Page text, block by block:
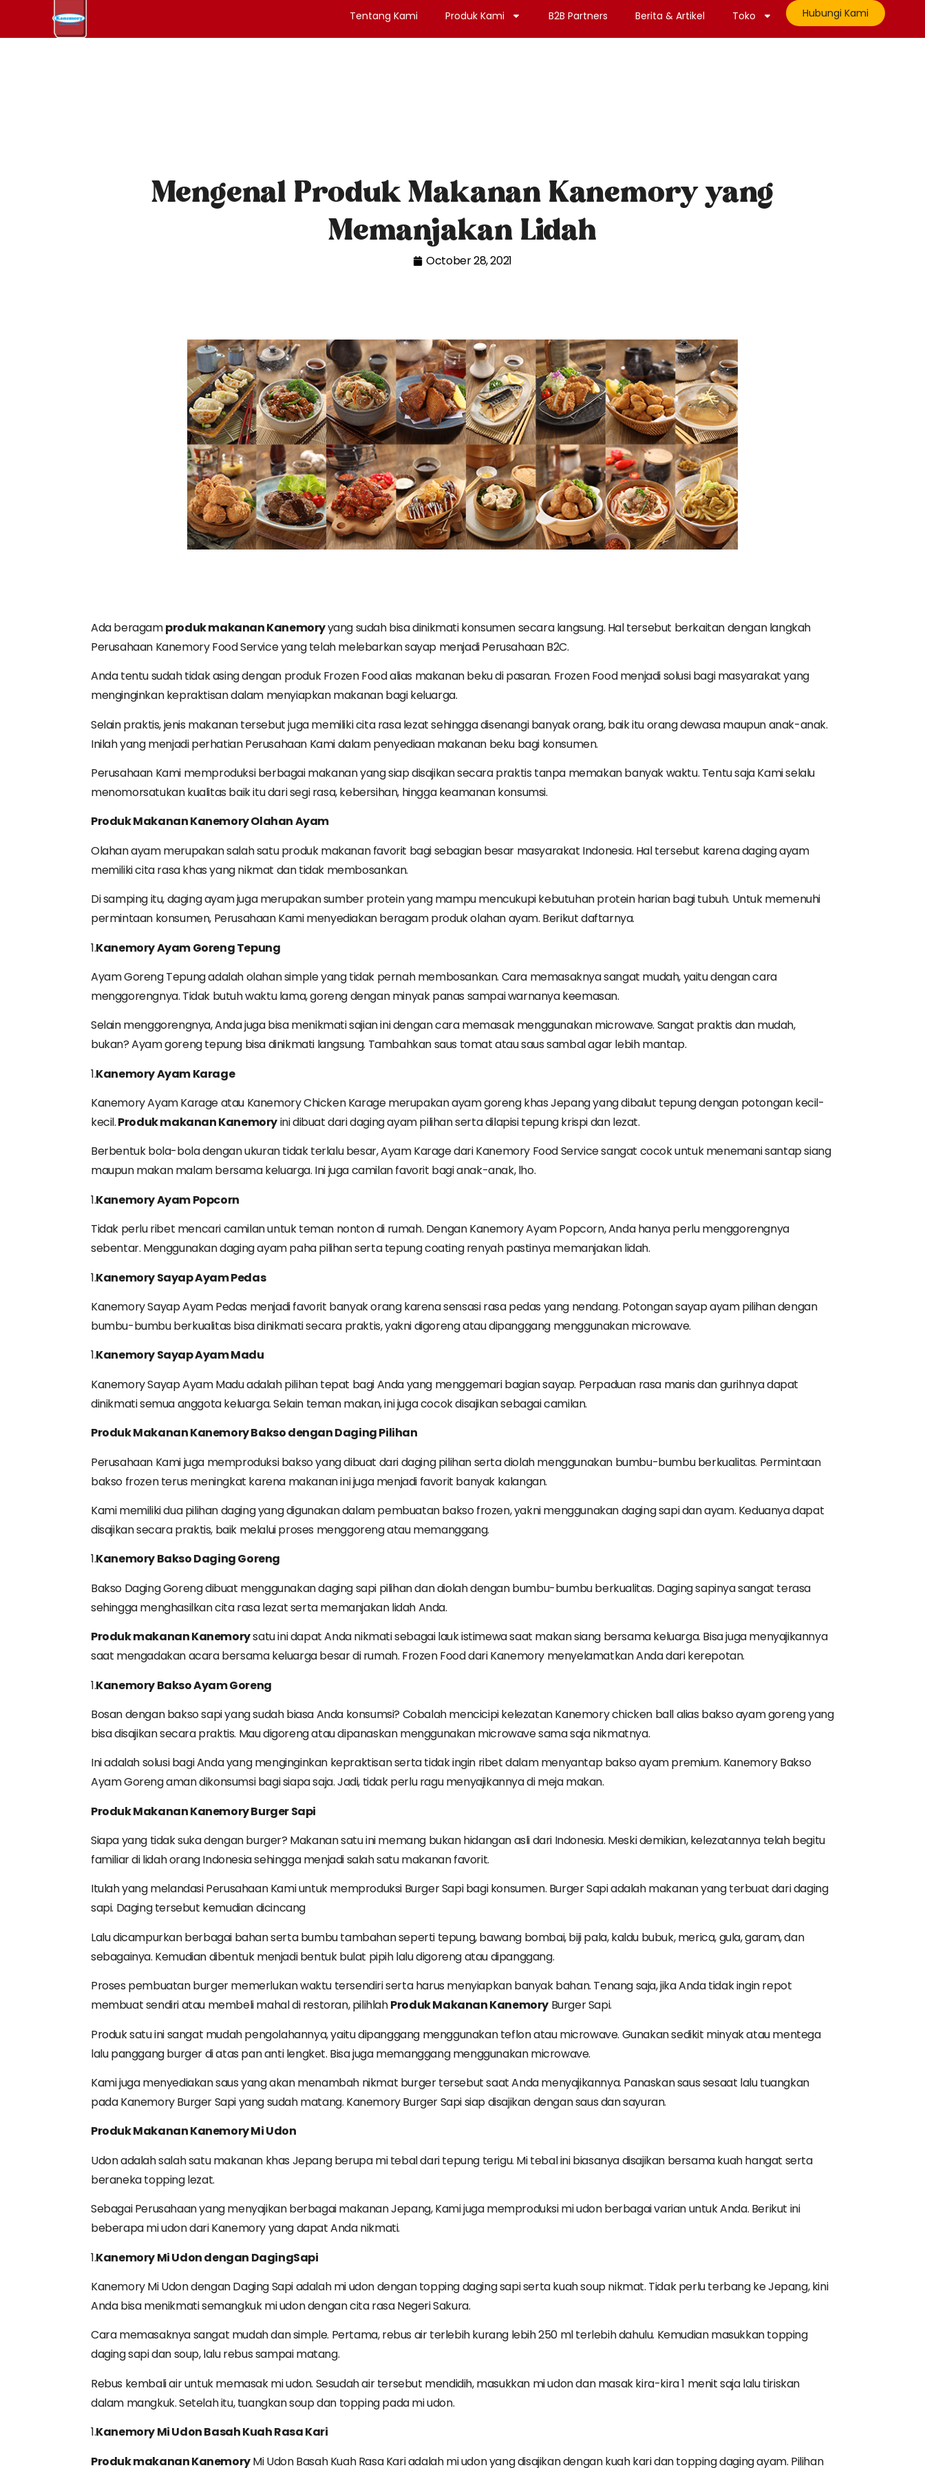
Tentang Kami Produk Kami B2B Partners Berita & Artikel Toko Hubungi Kami
Mengenal Produk Makanan Kanemory yang
Memanjakan Lidah
October 28, 2021
Ada beragamprodukmakananKanemoryyang sudah bisa dinikmati konsumen secara langsung. Hal tersebut berkaitan dengan langkah
Perusahaan Kanemory Food Service yang telah melebarkan sayap menjadi Perusahaan B2C.
Anda tentu sudah tidak asing dengan produk Frozen Food alias makanan beku di pasaran. Frozen Food menjadi solusi bagi masyarakat yang
menginginkan kepraktisan dalam menyiapkan makanan bagi keluarga.
Selain praktis, jenis makanan tersebut juga memiliki cita rasa lezat sehingga disenangi banyak orang, baik itu orang dewasa maupun anak-anak.
Inilah yang menjadi perhatian Perusahaan Kami dalam penyediaan makanan beku bagi konsumen.
Perusahaan Kami memproduksi berbagai makanan yang siap disajikan secara praktis tanpa memakan banyak waktu. Tentu saja Kami selalu
menomorsatukan kualitas baik itu dari segi rasa, kebersihan, hingga keamanan konsumsi.
ProdukMakananKanemoryOlahanAyam
Olahan ayam merupakan salah satu produk makanan favorit bagi sebagian besar masyarakat Indonesia. Hal tersebut karena daging ayam
memiliki cita rasa khas yang nikmat dan tidak membosankan.
Di samping itu, daging ayam juga merupakan sumber protein yang mampu mencukupi kebutuhan protein harian bagi tubuh. Untuk memenuhi
permintaan konsumen, Perusahaan Kami menyediakan beragam produk olahan ayam. Berikut daftarnya.
1.KanemoryAyamGorengTepung
Ayam Goreng Tepung adalah olahan simple yang tidak pernah membosankan. Cara memasaknya sangat mudah, yaitu dengan cara
menggorengnya. Tidak butuh waktu lama, goreng dengan minyak panas sampai warnanya keemasan.
Selain menggorengnya, Anda juga bisa menikmati sajian ini dengan cara memasak menggunakan microwave. Sangat praktis dan mudah,
bukan? Ayam goreng tepung bisa dinikmati langsung. Tambahkan saus tomat atau saus sambal agar lebih mantap.
1.KanemoryAyamKarage
Kanemory Ayam Karage atau Kanemory Chicken Karage merupakan ayam goreng khas Jepang yang dibalut tepung dengan potongan kecil-
kecil.ProdukmakananKanemoryini dibuat dari daging ayam pilihan serta dilapisi tepung krispi dan lezat.
Berbentuk bola-bola dengan ukuran tidak terlalu besar, Ayam Karage dari Kanemory Food Service sangat cocok untuk menemani santap siang
maupun makan malam bersama keluarga. Ini juga camilan favorit bagi anak-anak, lho.
1.KanemoryAyamPopcorn
Tidak perlu ribet mencari camilan untuk teman nonton di rumah. Dengan Kanemory Ayam Popcorn, Anda hanya perlu menggorengnya
sebentar. Menggunakan daging ayam paha pilihan serta tepung coating renyah pastinya memanjakan lidah.
1.KanemorySayapAyamPedas
Kanemory Sayap Ayam Pedas menjadi favorit banyak orang karena sensasi rasa pedas yang nendang. Potongan sayap ayam pilihan dengan
bumbu-bumbu berkualitas bisa dinikmati secara praktis, yakni digoreng atau dipanggang menggunakan microwave.
1.KanemorySayapAyamMadu
Kanemory Sayap Ayam Madu adalah pilihan tepat bagi Anda yang menggemari bagian sayap. Perpaduan rasa manis dan gurihnya dapat
dinikmati semua anggota keluarga. Selain teman makan, ini juga cocok disajikan sebagai camilan.
ProdukMakananKanemoryBaksodenganDagingPilihan
Perusahaan Kami juga memproduksi bakso yang dibuat dari daging pilihan serta diolah menggunakan bumbu-bumbu berkualitas. Permintaan
bakso frozen terus meningkat karena makanan ini juga menjadi favorit banyak kalangan.
Kami memiliki dua pilihan daging yang digunakan dalam pembuatan bakso frozen, yakni menggunakan daging sapi dan ayam. Keduanya dapat
disajikan secara praktis, baik melalui proses menggoreng atau memanggang.
1.KanemoryBaksoDagingGoreng
Bakso Daging Goreng dibuat menggunakan daging sapi pilihan dan diolah dengan bumbu-bumbu berkualitas. Daging sapinya sangat terasa
sehingga menghasilkan cita rasa lezat serta memanjakan lidah Anda.
ProdukmakananKanemorysatu ini dapat Anda nikmati sebagai lauk istimewa saat makan siang bersama keluarga. Bisa juga menyajikannya
saat mengadakan acara bersama keluarga besar di rumah. Frozen Food dari Kanemory menyelamatkan Anda dari kerepotan.
1.KanemoryBaksoAyamGoreng
Bosan dengan bakso sapi yang sudah biasa Anda konsumsi? Cobalah mencicipi kelezatan Kanemory chicken ball alias bakso ayam goreng yang
bisa disajikan secara praktis. Mau digoreng atau dipanaskan menggunakan microwave sama saja nikmatnya.
Ini adalah solusi bagi Anda yang menginginkan kepraktisan serta tidak ingin ribet dalam menyantap bakso ayam premium. Kanemory Bakso
Ayam Goreng aman dikonsumsi bagi siapa saja. Jadi, tidak perlu ragu menyajikannya di meja makan.
ProdukMakananKanemoryBurgerSapi
Siapa yang tidak suka dengan burger? Makanan satu ini memang bukan hidangan asli dari Indonesia. Meski demikian, kelezatannya telah begitu
familiar di lidah orang Indonesia sehingga menjadi salah satu makanan favorit.
Itulah yang melandasi Perusahaan Kami untuk memproduksi Burger Sapi bagi konsumen. Burger Sapi adalah makanan yang terbuat dari daging
sapi. Daging tersebut kemudian dicincang
Lalu dicampurkan berbagai bahan serta bumbu tambahan seperti tepung, bawang bombai, biji pala, kaldu bubuk, merica, gula, garam, dan
sebagainya. Kemudian dibentuk menjadi bentuk bulat pipih lalu digoreng atau dipanggang.
Proses pembuatan burger memerlukan waktu tersendiri serta harus menyiapkan banyak bahan. Tenang saja, jika Anda tidak ingin repot
membuat sendiri atau membeli mahal di restoran, pilihlahProdukMakananKanemory Burger Sapi.
Produk satu ini sangat mudah pengolahannya, yaitu dipanggang menggunakan teflon atau microwave. Gunakan sedikit minyak atau mentega
lalu panggang burger di atas pan anti lengket. Bisa juga memanggang menggunakan microwave.
Kami juga menyediakan saus yang akan menambah nikmat burger tersebut saat Anda menyajikannya. Panaskan saus sesaat lalu tuangkan
pada Kanemory Burger Sapi yang sudah matang. Kanemory Burger Sapi siap disajikan dengan saus dan sayuran.
ProdukMakananKanemoryMiUdon
Udon adalah salah satu makanan khas Jepang berupa mi tebal dari tepung terigu. Mi tebal ini biasanya disajikan bersama kuah hangat serta
beraneka topping lezat.
Sebagai Perusahaan yang menyajikan berbagai makanan Jepang, Kami juga memproduksi mi udon berbagai varian untuk Anda. Berikut ini
beberapa mi udon dari Kanemory yang dapat Anda nikmati.
1.KanemoryMiUdondengan DagingSapi
Kanemory Mi Udon dengan Daging Sapi adalah mi udon dengan topping daging sapi serta kuah soup nikmat. Tidak perlu terbang ke Jepang, kini
Anda bisa menikmati semangkuk mi udon dengan cita rasa Negeri Sakura.
Cara memasaknya sangat mudah dan simple. Pertama, rebus air terlebih kurang lebih 250 ml terlebih dahulu. Kemudian masukkan topping
daging sapi dan soup, lalu rebus sampai matang.
Rebus kembali air untuk memasak mi udon. Sesudah air tersebut mendidih, masukkan mi udon dan masak kira-kira 1 menit saja lalu tiriskan
dalam mangkuk. Setelah itu, tuangkan soup dan topping pada mi udon.
1.KanemoryMiUdonBasahKuahRasa Kari
ProdukmakananKanemoryMi Udon Basah Kuah Rasa Kari adalah mi udon yang disajikan dengan kuah kari dan topping daging ayam. Pilihan